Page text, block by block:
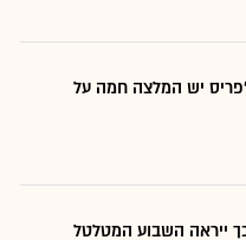
יש המלצה חמה על
כך ייראה השבוע המטלטל